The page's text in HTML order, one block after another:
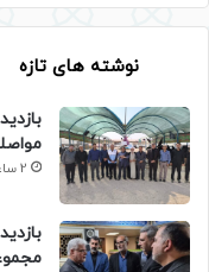
نوشته های تازه
2 ساعت پیش